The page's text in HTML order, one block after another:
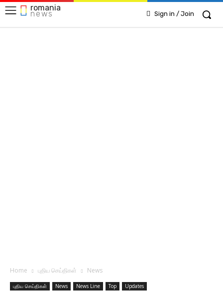
romania
news Sign in / Join
Home புதிய செய்திகள் News
புதிய செய்திகள் News News Line Top Updates